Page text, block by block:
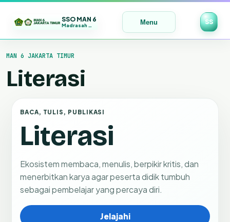
SSO MAN 6
Madrasah Maju | Bermutu | Mendunia Menu SS
ke
konten
MAN 6 JAKARTA TIMUR
Literasi
BACA, TULIS, PUBLIKASI
Literasi
Ekosistem membaca, menulis, berpikir kritis, dan
menerbitkan karya agar peserta didik tumbuh
sebagai pembelajar yang percaya diri.
Jelajahi